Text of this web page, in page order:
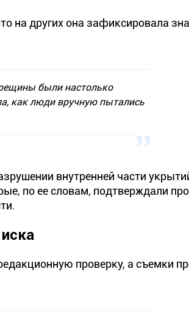
на других она зафиксировала
были настолько
как люди вручную пытались
внутренней части
по ее словам, подтверждали
проверку, а съемки